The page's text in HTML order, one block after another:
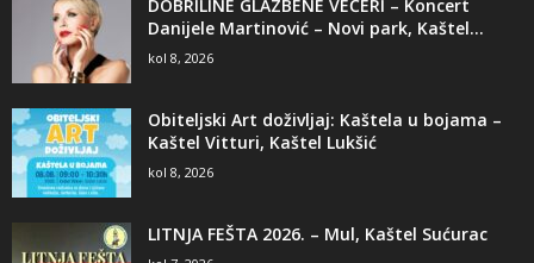
DOBRILINE GLAZBENE VEČERI – Koncert
Danijele Martinović – Novi park, Kaštel...
kol 8, 2026
Obiteljski Art doživljaj: Kaštela u bojama –
Kaštel Vitturi, Kaštel Lukšić
kol 8, 2026
LITNJA FEŠTA 2026. – Mul, Kaštel Sućurac